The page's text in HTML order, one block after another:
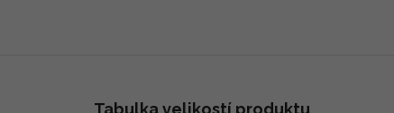
Tabulka velikostí produktu